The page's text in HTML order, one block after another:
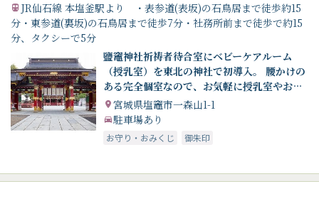
JR仙石線 本塩釜駅より ・表参道(表坂)の石鳥居まで徒歩約15
分・東参道(裏坂)の石鳥居まで徒歩7分・社務所前まで徒歩で約15
分、タクシーで5分
鹽竈神社祈祷者待合室にベビーケアルーム
（授乳室）を東北の神社で初導入。 腰かけの
ある完全個室なので、お気軽に授乳室やおむ
つ替えとしてご利用いただけます
宮城県塩竈市一森山1-1
駐車場あり
お守り・おみくじ 御朱印